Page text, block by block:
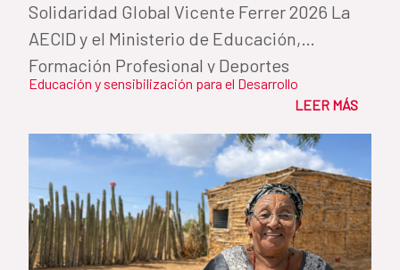
Solidaridad Global Vicente Ferrer 2026 La
AECID y el Ministerio de Educación,
Formación Profesional y Deportes
reconocen...
Educación y sensibilización para el Desarrollo
LEER MÁS